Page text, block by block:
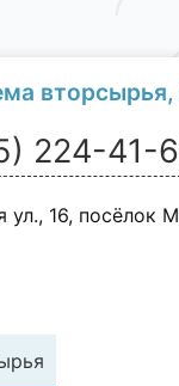
224-41-
ул., 16, посёлок